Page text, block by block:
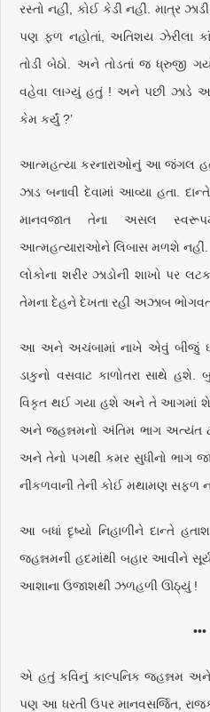
રસ્તો નહીં, કોઈ કેડી નહીં. માત્ર
પણ ફળ નહોતાં, અતિશય ઝેરીલા
તોડી બેઠો. અને તોડતાં જ ધ્રુજી
વહેવા લાગ્યું હતું ! અને પછી ઝાડે
કેમ કર્યું ?’
આત્મહત્યા કરનારાઓનું આ જંગલ
ઝાડ બનાવી દેવામાં આવ્યા હતા.
માનવજાત તેના અસલ
આત્મહત્યારાઓને લિબાસ મળશે નહીં.
લોકોના શરીર ઝાડોની શાખો પર
તેમના દેહને દેખતા રહી અઝાબ
આ અને અચંબામાં નાખે એવું બીજું ઘણું
ડાકુનો વસવાટ કાળોતરા સાથે હશે.
વિકૃત થઈ ગયા હશે અને તે આગમાં
અને જહન્નમનો અંતિમ ભાગ અત્યંત
અને તેનો પગથી કમર સુધીનો ભાગ
નીકળવાની તેની કોઈ મથામણ સફળ
આ બધાં દૃષ્યો નિહાળીને દાન્તે
જહન્નમની હદમાંથી બહાર આવીને
આશાના ઉજાશથી ઝળહળી ઊઠ્યું !
•••
એ હતું કવિનું કાલ્પનિક જહન્નમ
પણ આ ધરતી ઉપર માનવસર્જિત,